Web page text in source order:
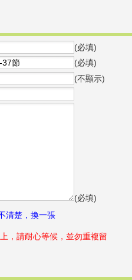
(必填)
(必填)
(不顯示)
(必填)
清楚，換一張
，請耐心等候，並勿重複留